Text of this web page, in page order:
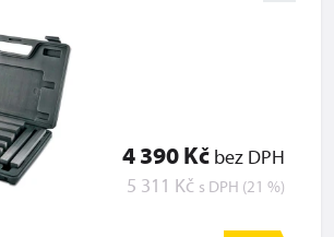
4 390 Kč bez DPH
5 311 Kč s DPH (21 %)